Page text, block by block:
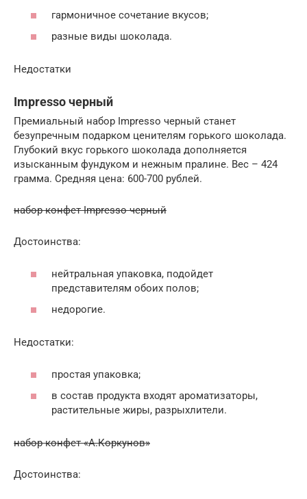
гармоничное сочетание вкусов;
разные виды шоколада.
Недостатки
Impresso черный
Премиальный набор Impresso черный станет
безупречным подарком ценителям горького шоколада.
Глубокий вкус горького шоколада дополняется
изысканным фундуком и нежным пралине. Вес – 424
грамма. Средняя цена: 600-700 рублей.
набор конфет Impresso черный
Достоинства:
нейтральная упаковка, подойдет
представителям обоих полов;
недорогие.
Недостатки:
простая упаковка;
в состав продукта входят ароматизаторы,
растительные жиры, разрыхлители.
набор конфет «А.Коркунов»
Достоинства: